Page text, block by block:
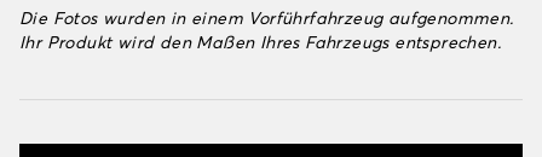
Die Fotos wurden in einem Vorführfahrzeug aufgenommen.
Ihr Produkt wird den Maßen Ihres Fahrzeugs entsprechen.